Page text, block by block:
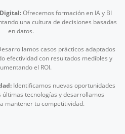
Ofrecemos formación en IA y BI
una cultura de decisiones basadas
en datos.
casos prácticos adaptados
efectividad con resultados medibles y
el ROI.
Identificamos nuevas oportunidades
últimas tecnologías y desarrollamos
mantener tu competitividad.